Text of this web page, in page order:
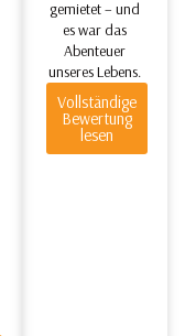
gemietet – und
es war das
Abenteuer
unseres Lebens.
Vollständige
Bewertung
lesen